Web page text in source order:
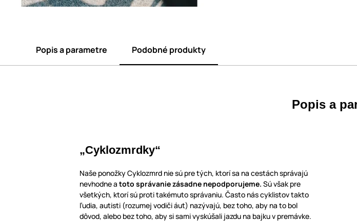
Popis a parametre Podobné produkty
Popis a
„Cyklozmrdky“
Naše ponožky Cyklozmrd nie sú pre tých, ktorí sa na cestách správajú
nevhodne a toto správanie zásadne nepodporujeme. Sú však pre
všetkých, ktorí sú proti takémuto správaniu. Často nás cyklistov takto
ľudia, autisti (rozumej vodiči áut) nazývajú, bez toho, aby na to bol
dôvod, alebo bez toho, aby si sami vyskúšali jazdu na bajku v premávke.